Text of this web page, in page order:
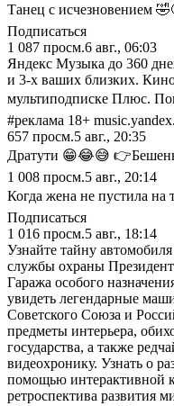
Танец с исчезновением
Подписаться
1 087 просм.6 авг., 06:03
Яндекс Музыка до 360
и 3-х ваших близких.
мультиподписке Плюс.
#реклама 18+
657 просм.5 авг., 20:35
Дратути 😁😂😅
1 008 просм.5 авг., 20:14
Когда жена не пустила
Подписаться
1 016 просм.5 авг., 18:14
Узнайте тайну
службы охраны
Гаража особого
увидеть легендарные
Советского Союза и
предметы интерьера,
государства, а также
видеохронику. Узнать о
помощью интерактивной
ретроспектива развития